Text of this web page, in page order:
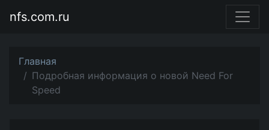
nfs.com.ru
Главная
Подробная информация о новой Need For
Speed